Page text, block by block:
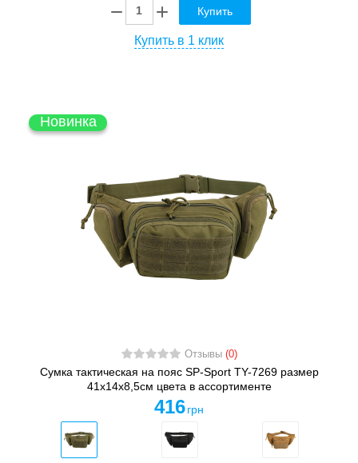
Купить
Купить в 1 клик
Новинка
Отзывы (0)
Сумка тактическая на пояс SP-Sport TY-7269 размер
41х14х8,5см цвета в ассортименте
416 грн